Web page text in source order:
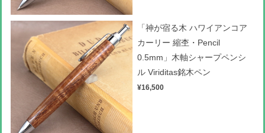
「神が宿る木 ハワイアンコア
カーリー 縮杢・Pencil
0.5mm」木軸シャープペンシ
ル Viriditas銘木ペン
¥16,500